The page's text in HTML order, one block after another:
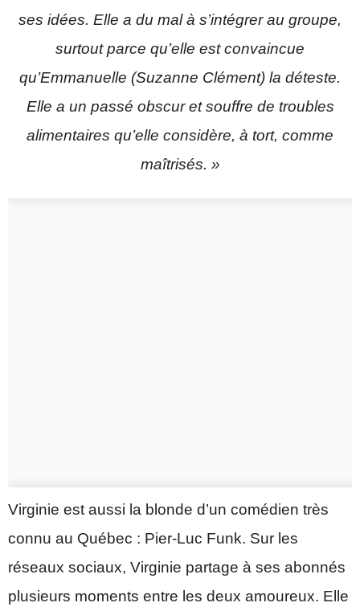
ses idées. Elle a du mal à s’intégrer au groupe,
surtout parce qu’elle est convaincue
qu’Emmanuelle (Suzanne Clément) la déteste.
Elle a un passé obscur et souffre de troubles
alimentaires qu’elle considère, à tort, comme
maîtrisés. »
Virginie est aussi la blonde d’un comédien très
connu au Québec : Pier-Luc Funk. Sur les
réseaux sociaux, Virginie partage à ses abonnés
plusieurs moments entre les deux amoureux. Elle